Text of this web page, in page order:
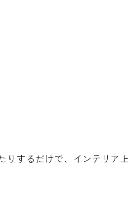
するだけで、インテリア